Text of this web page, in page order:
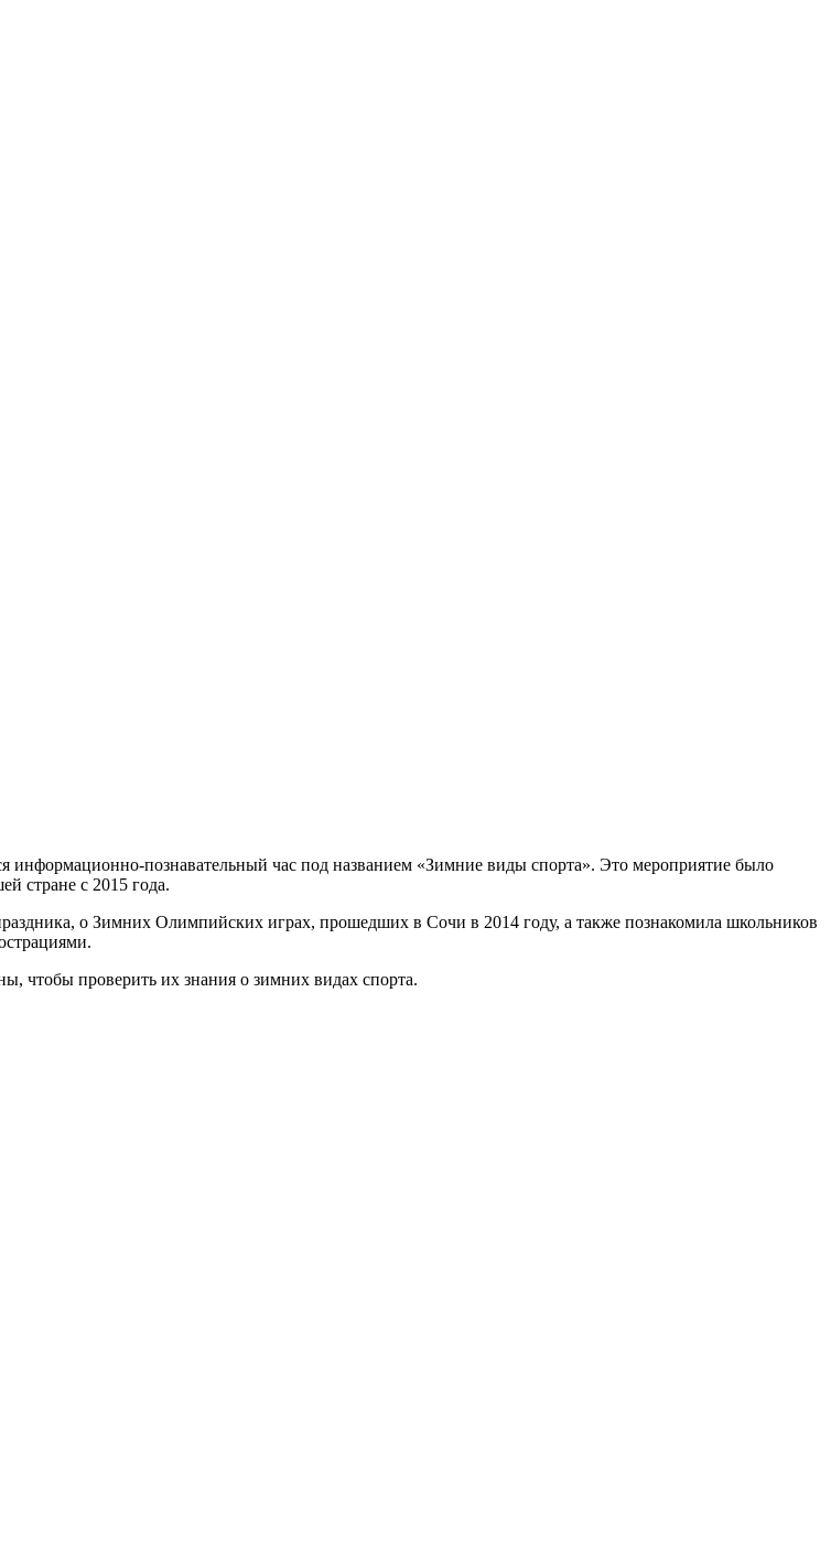
информационно-познавательный час под названием «Зимние виды спорта». Это мероприятие было
стране с 2015 года.
о Зимних Олимпийских играх, прошедших в Сочи в 2014 году, а также познакомила школьников
чтобы проверить их знания о зимних видах спорта.